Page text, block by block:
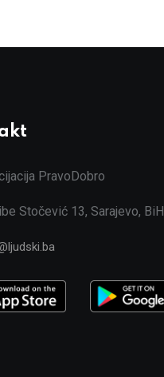
PravoDobro
Stočević 13, Sarajevo, BiH